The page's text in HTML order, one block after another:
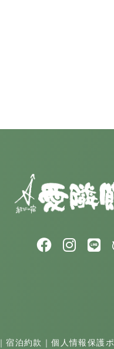
｜宿泊約款 ｜個人情報保護